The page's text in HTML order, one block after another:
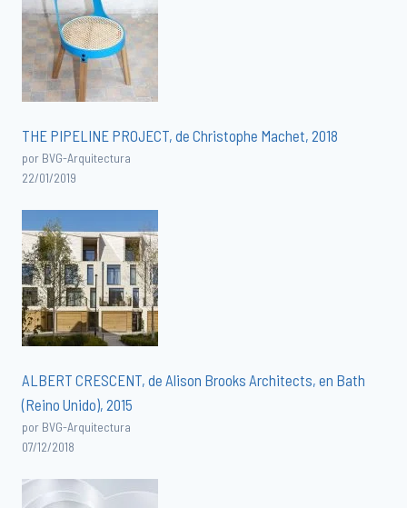
THE PIPELINE PROJECT, de Christophe Machet, 2018
por BVG-Arquitectura
22/01/2019
ALBERT CRESCENT, de Alison Brooks Architects, en Bath
(Reino Unido), 2015
por BVG-Arquitectura
07/12/2018